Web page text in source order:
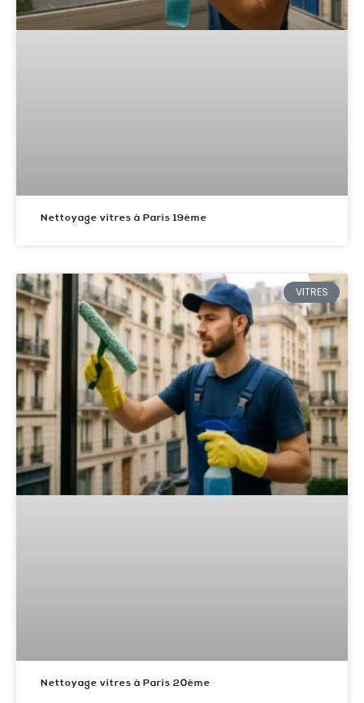
Nettoyage vitres à Paris 19ème
VITRES
Nettoyage vitres à Paris 20ème